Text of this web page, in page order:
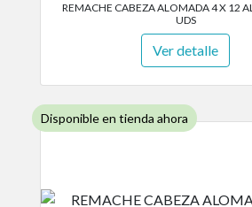
REMACHE CABEZA ALOMADA 4 X 12
UDS
Ver detalle
Disponible en tienda ahora